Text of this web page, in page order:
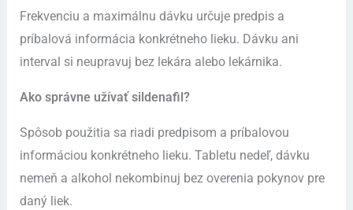
Frekvenciu a maximálnu dávku určuje predpis a
príbalová informácia konkrétneho lieku. Dávku ani
interval si neupravuj bez lekára alebo lekárnika.
Ako správne užívať sildenafil?
Spôsob použitia sa riadi predpisom a príbalovou
informáciou konkrétneho lieku. Tabletu nedeľ, dávku
nemeň a alkohol nekombinuj bez overenia pokynov pre
daný liek.